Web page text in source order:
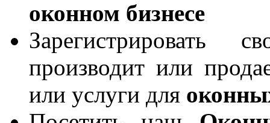
оконном бизнесе
производит или
или услуги для